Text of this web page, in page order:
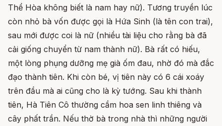
Thể Hòa không biết là nam hay nữ). Tương truyền lúc
còn nhỏ bà vốn được gọi là Hứa Sinh (là tên con trai),
sau mới được coi là nữ (nhiều tài liệu cho rằng bà đã
cải giống chuyển từ nam thành nữ). Bà rất có hiếu,
một lòng phụng dưỡng mẹ già ốm đau, nhờ đó mà đắc
đạo thành tiên. Khi còn bé, vị tiên này có 6 cái xoáy
trên đầu mà ai cũng cho là kỳ tướng. Sau khi thành
tiên, Hà Tiên Cô thường cầm hoa sen linh thiêng và
cây phất trần. Nếu thờ bà trong nhà thì những người